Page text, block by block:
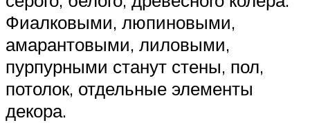
Фиалковыми, люпиновыми,
амарантовыми, лиловыми,
пурпурными станут стены, пол,
потолок, отдельные элементы
декора.